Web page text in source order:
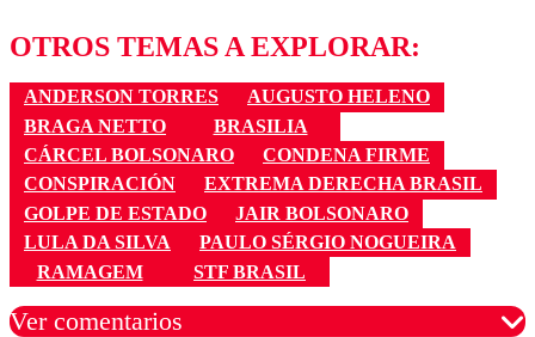
OTROS TEMAS A EXPLORAR:
ANDERSON TORRES
AUGUSTO HELENO
BRAGA NETTO
BRASILIA
CÁRCEL BOLSONARO
CONDENA FIRME
CONSPIRACIÓN
EXTREMA DERECHA BRASIL
GOLPE DE ESTADO
JAIR BOLSONARO
LULA DA SILVA
PAULO SÉRGIO NOGUEIRA
RAMAGEM
STF BRASIL
Ver comentarios